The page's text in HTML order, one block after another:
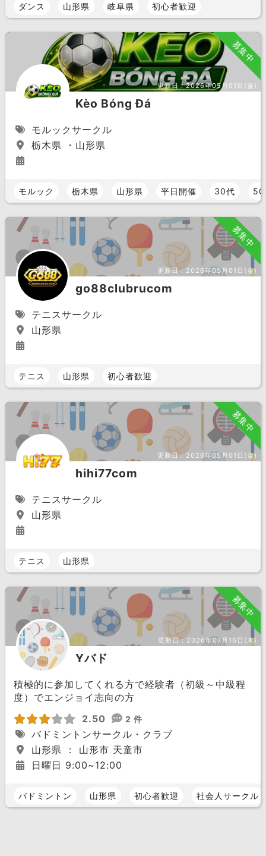
ダンス 山形県 岐阜県 初心者歓迎
募集中
更新日：2026年05月01日(金)
Kèo Bóng Đá
モルックサークル
栃木県 ・山形県
モルック 栃木県 山形県 平日開催 30代 50
募集中
更新日： 2026年05月01日(金)
go88clubrucom
テニスサークル
山形県
テニス 山形県 初心者歓迎
募集中
更新日： 2026年05月01日(金)
hihi77com
テニスサークル
山形県
テニス 山形県
募集中
更新日： 2026年07月16日(木)
Yバド
積極的に参加してくれる方で経験者（初級～中級程
度）でエンジョイ志向の方
2.50
2 件
バドミントンサークル・クラブ
山形県 ： 山形市 天童市
日曜日 9:00~12:00
バドミントン 山形県 初心者歓迎 社会人サークル